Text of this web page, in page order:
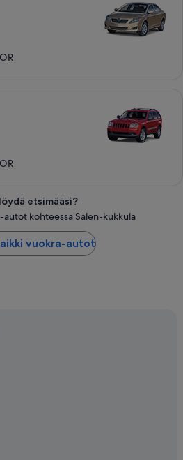
etsimääsi?
autot kohteessa Salen-kukkula
vuokra-autot